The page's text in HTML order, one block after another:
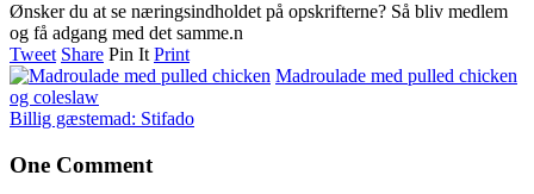
Ønsker du at se næringsindholdet på opskrifterne? Så bliv medlem
og få adgang med det samme.n
Tweet Share Pin It Print
Madroulade med pulled chicken
og coleslaw
Billig gæstemad: Stifado
One Comment